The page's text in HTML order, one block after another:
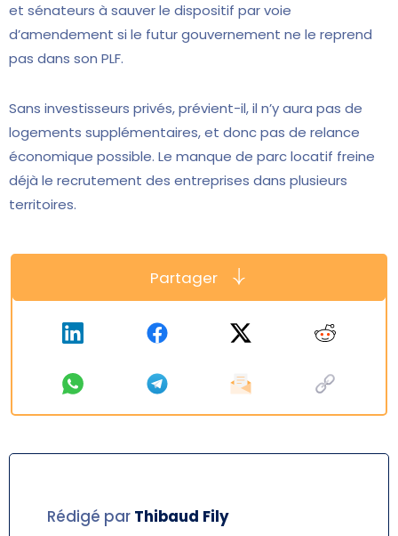
et sénateurs à sauver le dispositif par voie
d’amendement si le futur gouvernement ne le reprend
pas dans son PLF.
Sans investisseurs privés, prévient-il, il n’y aura pas de
logements supplémentaires, et donc pas de relance
économique possible. Le manque de parc locatif freine
déjà le recrutement des entreprises dans plusieurs
territoires.
Partager
Rédigé par Thibaud Fily